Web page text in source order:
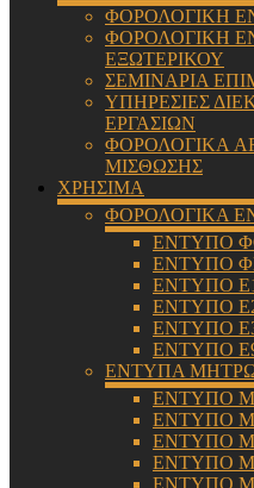
ΦΟΡΟΛΟΓΙΚΗ
ΦΟΡΟΛΟΓΙΚΗ
ΕΞΩΤΕΡΙΚΟΥ
ΣΕΜΙΝΑΡΙΑ
ΥΠΗΡΕΣΙΕΣ
ΕΡΓΑΣΙΩΝ
ΦΟΡΟΛΟΓΙΚΑ
ΜΙΣΘΩΣΗΣ
ΧΡΗΣΙΜΑ
ΦΟΡΟΛΟΓΙΚΑ
ΕΝΤΥΠΟ
ΕΝΤΥΠΟ
ΕΝΤΥΠΟ
ΕΝΤΥΠΟ
ΕΝΤΥΠΟ
ΕΝΤΥΠΟ
ΕΝΤΥΠΑ
ΕΝΤΥΠΟ
ΕΝΤΥΠΟ
ΕΝΤΥΠΟ
ΕΝΤΥΠΟ
ΕΝΤΥΠΟ